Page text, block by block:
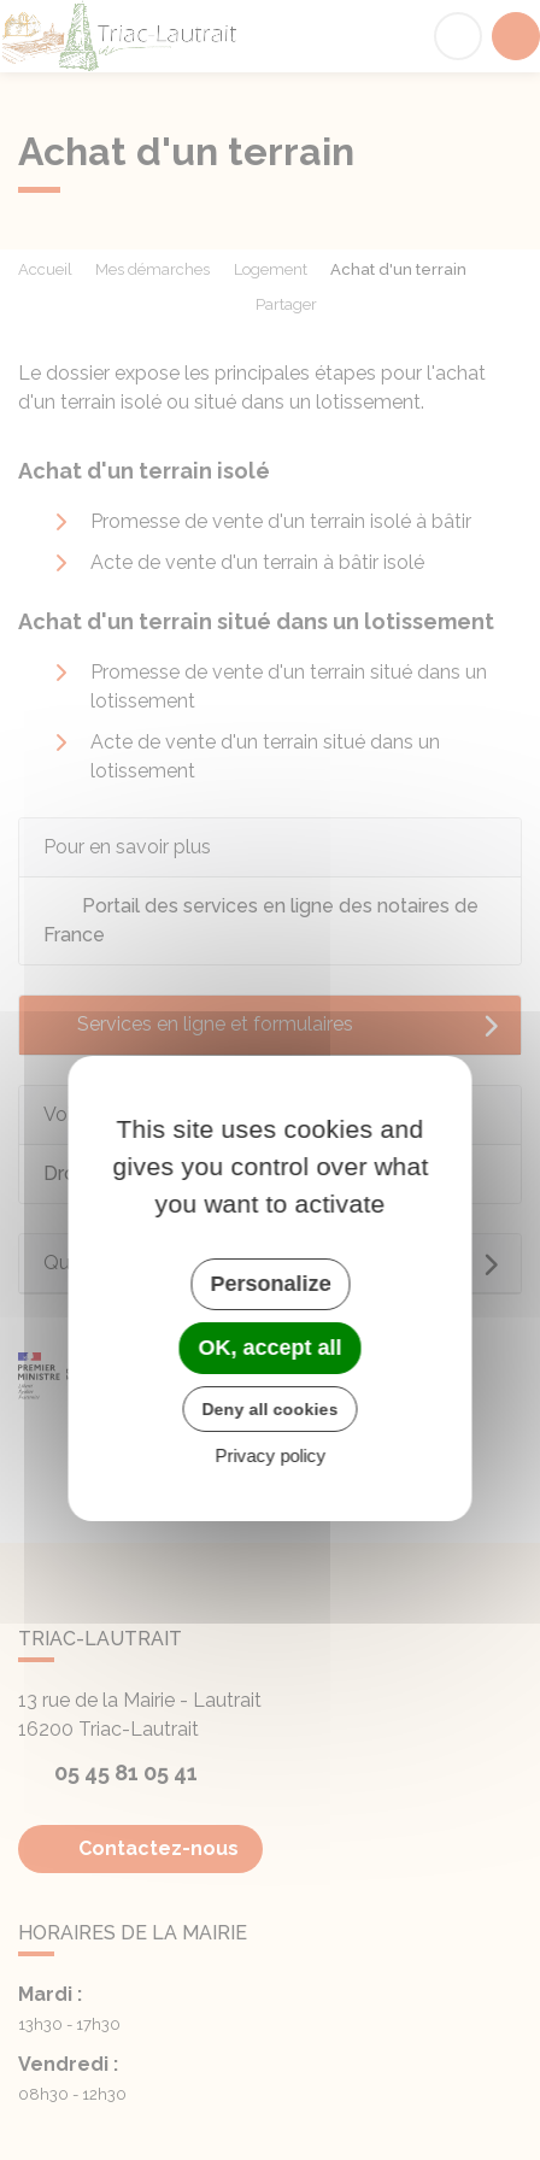
Achat d'un terrain
Accueil Mes démarches Logement
Achat d'un terrain
Partager
Le dossier expose les principales étapes pour l'achat
d'un terrain isolé ou situé dans un lotissement.
Achat d'un terrain isolé
Promesse de vente d'un terrain isolé à bâtir
Acte de vente d'un terrain à bâtir isolé
Achat d'un terrain situé dans un lotissement
Promesse de vente d'un terrain situé dans un
lotissement
Acte de vente d'un terrain situé dans un
lotissement
Pour en savoir plus
Portail des services en ligne des notaires de
France
Services en ligne et formulaires
Voir aussi
Droit de préemption urbain (DPU)
Questions ? Réponses !
TRIAC-LAUTRAIT
13 rue de la Mairie - Lautrait
16200 Triac-Lautrait
05 45 81 05 41
Contactez-nous
HORAIRES DE LA MAIRIE
Mardi :
13h30 - 17h30
Vendredi :
08h30 - 12h30
This site uses cookies and
gives you control over what
you want to activate
Personalize
OK, accept all
Deny all cookies
Privacy policy